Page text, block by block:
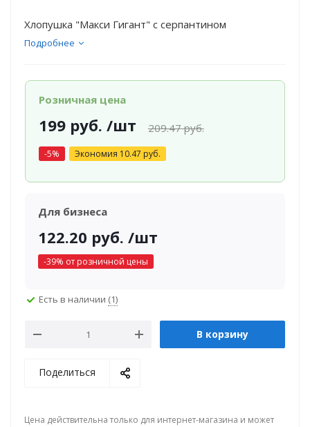
Хлопушка "Макси Гигант" с серпантином
Подробнее
Розничная цена
199руб. /шт 209.47руб.
-5% Экономия 10.47 руб.
Для бизнеса
122.20 руб. /шт
-39% от розничной цены
Есть в наличии (1)
В корзину
Поделиться
Цена действительна только для интернет-магазина и может